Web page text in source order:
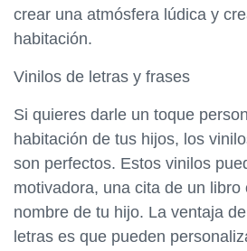
crear una atmósfera lúdica y
habitación.
Vinilos de letras y frases
Si quieres darle un toque
habitación de tus hijos, los
son perfectos. Estos vinilos
motivadora, una cita de un libro
nombre de tu hijo. La ventaja
letras es que pueden